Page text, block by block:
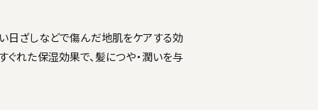
日ざしなどで傷んだ地肌をケアする効
ぐれた保湿効果で、髪につや・潤いを与